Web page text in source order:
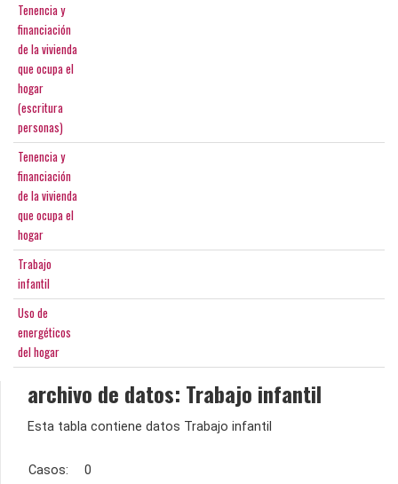
Tenencia y
financiación
de la vivienda
que ocupa el
hogar
(escritura
personas)
Tenencia y
financiación
de la vivienda
que ocupa el
hogar
Trabajo
infantil
Uso de
energéticos
del hogar
archivo de datos: Trabajo infantil
Esta tabla contiene datos Trabajo infantil
Casos:
0